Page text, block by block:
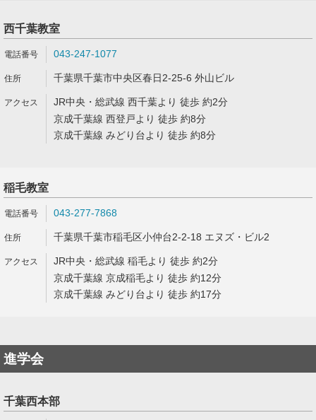
西千葉教室
043-247-1077
千葉県千葉市中央区春日2-25-6 外山ビル
JR中央・総武線 西千葉より 徒歩 約2分
京成千葉線 西登戸より 徒歩 約8分
京成千葉線 みどり台より 徒歩 約8分
稲毛教室
043-277-7868
千葉県千葉市稲毛区小仲台2-2-18 エヌズ・ビル2
JR中央・総武線 稲毛より 徒歩 約2分
京成千葉線 京成稲毛より 徒歩 約12分
京成千葉線 みどり台より 徒歩 約17分
進学会
千葉西本部